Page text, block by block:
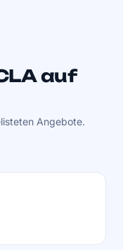
auf
Angebote.